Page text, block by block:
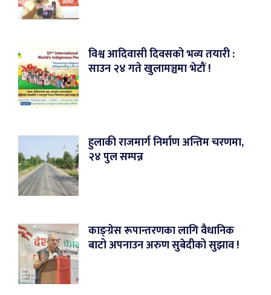
विश्व आदिवासी दिवसको भव्य तयारी :
साउन २४ गते खुलामञ्चमा भेटौं !
हुलाकी राजमार्ग निर्माण अन्तिम चरणमा,
२४ पुल सम्पन्न
काङ्ग्रेस रूपान्तरणका लागि वैधानिक
बाटो अपनाउन अरुण सुबेदीको सुझाव !